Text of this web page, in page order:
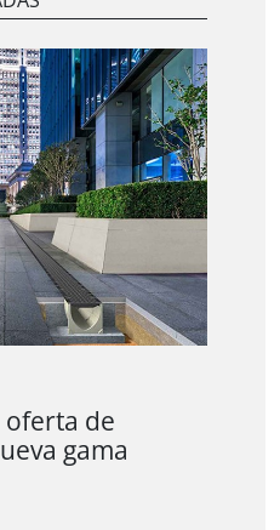
oferta de
gama